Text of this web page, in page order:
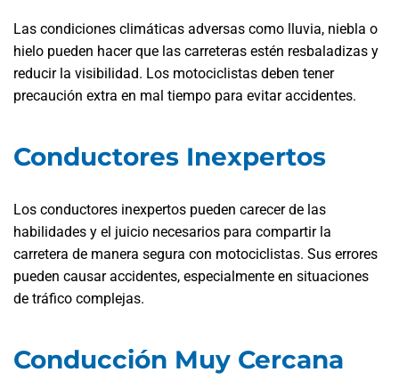
Las condiciones climáticas adversas como lluvia, niebla o
hielo pueden hacer que las carreteras estén resbaladizas y
reducir la visibilidad. Los motociclistas deben tener
precaución extra en mal tiempo para evitar accidentes.
Conductores Inexpertos
Los conductores inexpertos pueden carecer de las
habilidades y el juicio necesarios para compartir la
carretera de manera segura con motociclistas. Sus errores
pueden causar accidentes, especialmente en situaciones
de tráfico complejas.
Conducción Muy Cercana